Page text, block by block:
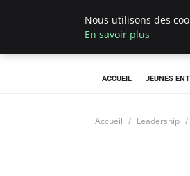
ACCUEIL JEUNES
Accueil Leadership
Nous utilisons des
En savoir plus